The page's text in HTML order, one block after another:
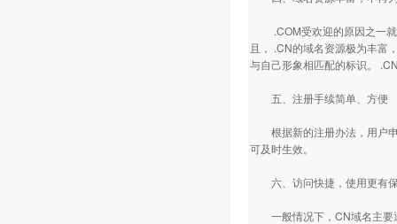
.COM受欢迎的原因之一就
且， .CN的域名资源极为丰富
与自己形象相匹配的标识。
五、注册手续简单、方便
根据新的注册办法，用户申
可及时生效。
六、访问快捷，使用更有
一般情况下，CN域名主要